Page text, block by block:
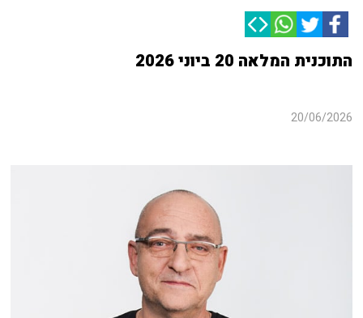
התוכנית המלאה 20 ביוני 2026
20/06/2026